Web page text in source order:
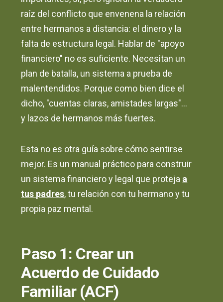
raíz del conflicto que envenena la relación
entre hermanos a distancia: el dinero y la
falta de estructura legal. Hablar de "apoyo
financiero" no es suficiente. Necesitan un
plan de batalla, un sistema a prueba de
malentendidos. Porque como bien dice el
dicho, "cuentas claras, amistades largas"...
y lazos de hermanos más fuertes.
Esta no es otra guía sobre cómo sentirse
mejor. Es un manual práctico para construir
un sistema financiero y legal que proteja a
tus padres, tu relación con tu hermano y tu
propia paz mental.
Paso 1: Crear un
Acuerdo de Cuidado
Familiar (ACF)